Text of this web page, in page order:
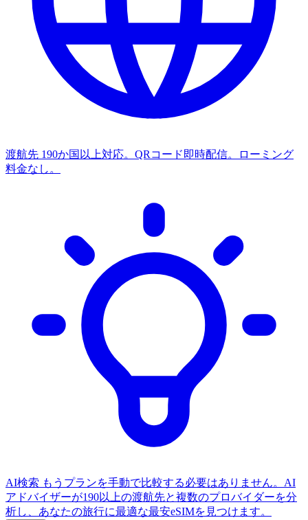
渡航先 190か国以上対応。QRコード即時配信。ローミング
料金なし。
AI検索 もうプランを手動で比較する必要はありません。AI
アドバイザーが190以上の渡航先と複数のプロバイダーを分
析し、あなたの旅行に最適な最安eSIMを見つけます。